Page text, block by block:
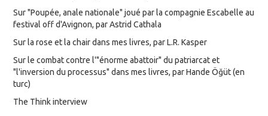
Sur "Poupée, anale nationale" joué par la compagnie Escabelle au
festival off d'Avignon, par Astrid Cathala
Sur la rose et la chair dans mes livres, par L.R. Kasper
Sur le combat contre l'"énorme abattoir" du patriarcat et
"l'inversion du processus" dans mes livres, par Hande Öğüt (en
turc)
The Think interview